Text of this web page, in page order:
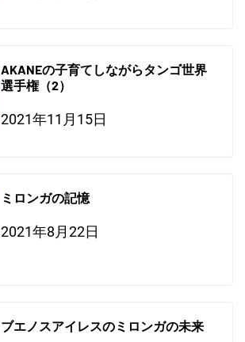
AKANEの子育てしながらタンゴ世界
選手権（2）
2021年11月15日
ミロンガの記憶
2021年8月22日
ブエノスアイレスのミロンガの未来